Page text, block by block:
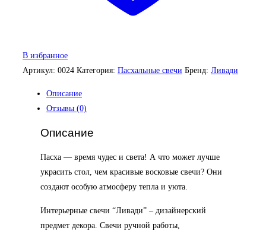
В избранное
Артикул: 0024 Категория: Пасхальные свечи Бренд: Ливади
Описание
Отзывы (0)
Описание
Пасха — время чудес и света! А что может лучше
украсить стол, чем красивые восковые свечи? Они
создают особую атмосферу тепла и уюта.
Интерьерные свечи “Ливади” – дизайнерский
предмет декора. Свечи ручной работы,